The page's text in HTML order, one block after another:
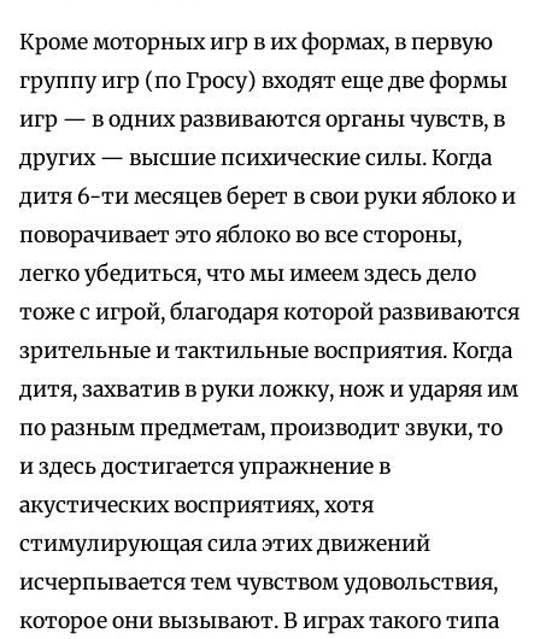
Кроме моторных игр в их формах, в первую
группу игр (по Гросу) входят еще две формы
игр — в одних развиваются органы чувств, в
других — высшие психические силы. Когда
дитя 6-ти месяцев берет в свои руки яблоко и
поворачивает это яблоко во все стороны,
легко убедиться, что мы имеем здесь дело
тоже с игрой, благодаря которой развиваются
зрительные и тактильные восприятия. Когда
дитя, захватив в руки ложку, нож и ударяя им
по разным предметам, производит звуки, то
и здесь достигается упражнение в
акустических восприятиях, хотя
стимулирующая сила этих движений
исчерпывается тем чувством удовольствия,
которое они вызывают. В играх такого типа